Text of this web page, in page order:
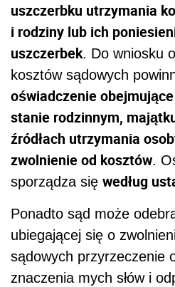
uszczerbku utrzymania
i rodziny lub ich
uszczerbek. Do wniosku
kosztów sądowych
oświadczenie
stanie rodzinnym,
źródłach utrzymania
zwolnienie od kosztów.
sporządza się według
Ponadto sąd może
ubiegającej się o
sądowych przyrzeczenie
znaczenia mych słów i